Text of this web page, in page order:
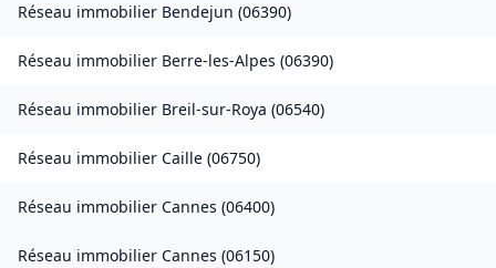
Réseau immobilier Bendejun (06390)
Réseau immobilier Berre-les-Alpes (06390)
Réseau immobilier Breil-sur-Roya (06540)
Réseau immobilier Caille (06750)
Réseau immobilier Cannes (06400)
Réseau immobilier Cannes (06150)